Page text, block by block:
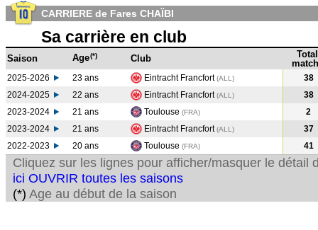
CARRIERE de Fares CHAÏBI
Sa carrière en club
Saison Age(*) Club
Total
2025-2026 23 ans Eintracht Francfort(ALL)
38
2024-2025
22 ans Eintracht Francfort(ALL )
38
2023-2024
21 ans Toulouse (FRA)
2
2023-2024
21 ans Eintracht Francfort(ALL )
37
2022-2023
20 ans Toulouse (FRA) 41
Cliquez sur les lignes pour afficher/masquer le détail
ici OUVRIR toutes les saisons
(*) Age au début de la saison